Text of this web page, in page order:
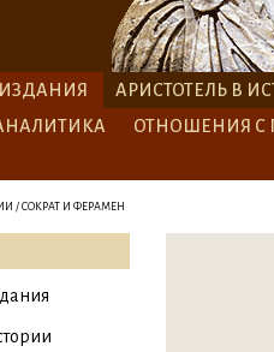
АРИСТОТЕЛЬ В
ОТНОШЕНИЯ С
/ СОКРАТ И ФЕРАМЕН